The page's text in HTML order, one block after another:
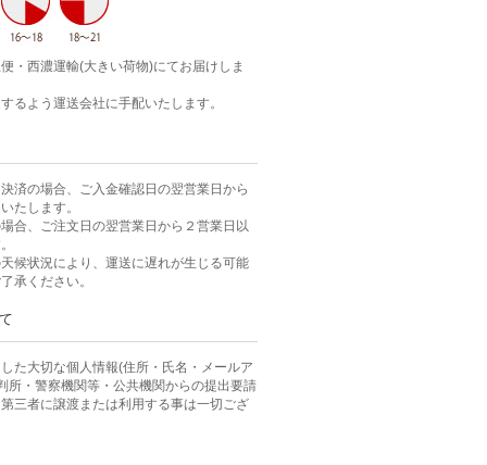
・西濃運輸(大きい荷物)にてお届けしま
るよう運送会社に手配いたします。
済の場合、ご入金確認日の翌営業日から
たします。
合、ご注文日の翌営業日から２営業日以
候状況により、運送に遅れが生じる可能
承ください。
た大切な個人情報(住所・氏名・メールア
所・警察機関等・公共機関からの提出要請
三者に譲渡または利用する事は一切ござ